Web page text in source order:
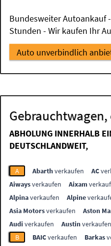
Bundesweiter Autoankauf
Stunden - Wir kaufen Ihr
Auto unverbindlich
ABHOLUNG INNERHALB
DEUTSCHLANDWEIT,
A Abarthverkaufen AC
Aiwaysverkaufen Aixam
Alpinaverkaufen Alpine
Asia Motorsverkaufen Aston
Audi verkaufen Austinverkaufen
B
BAICverkaufen Barkas